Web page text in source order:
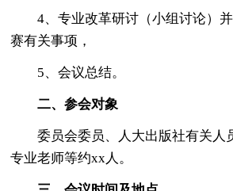
4、专业改革研讨（小组讨论）
赛有关事项，
5、会议总结。
二、参会对象
委员会委员、人大出版社有关人
专业老师等约xx人。